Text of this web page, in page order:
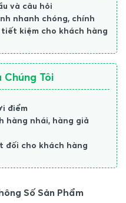
và câu hỏi
nhanh chóng, chính
kiệm cho khách hàng
Chúng Tôi
điểm
hàng nhái, hàng giả
đối cho khách hàng
Số Sản Phẩm